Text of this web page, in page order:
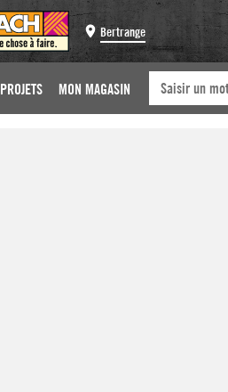
Bertrange
PROJETS MON MAGASIN